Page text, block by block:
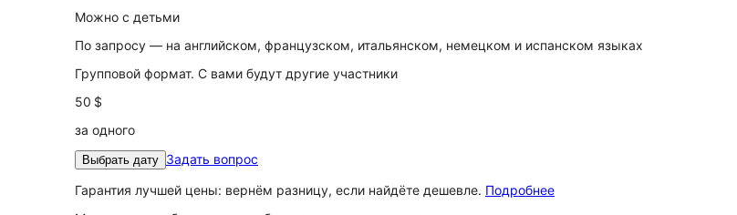
Можно с детьми
По запросу — на английском, французском, итальянском, немецком и испанском языках
Групповой формат. С вами будут другие участники
50 $
за одного
Выбрать дату Задать вопрос
Гарантия лучшей цены: вернём разницу, если найдёте дешевле. Подробнее